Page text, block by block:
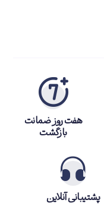
هفت روز ضمانت
بازگشت
پشتیبانی آنلاین